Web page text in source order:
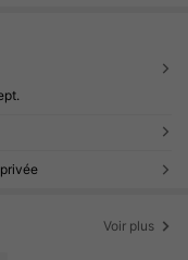
Voir plus